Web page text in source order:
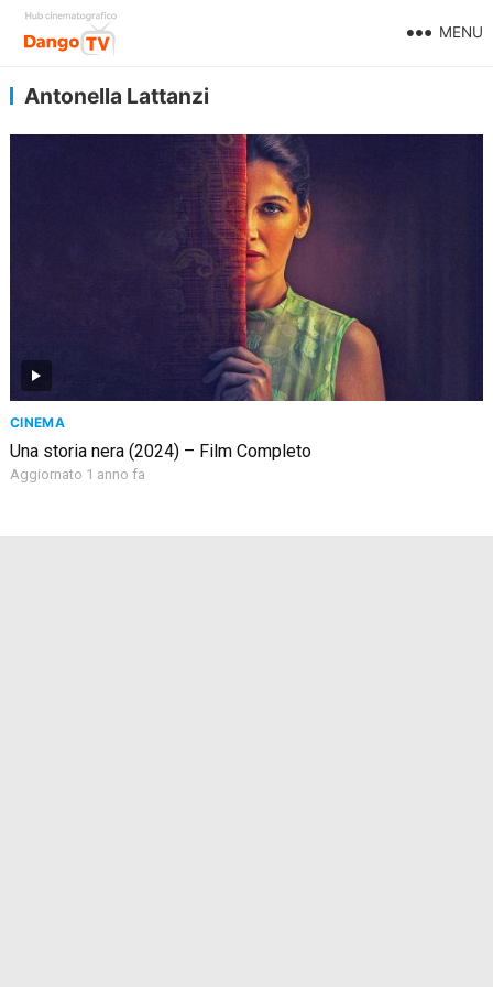
MENU
Antonella Lattanzi
CINEMA
Una storia nera (2024) – Film Completo
Aggiornato 1 anno fa